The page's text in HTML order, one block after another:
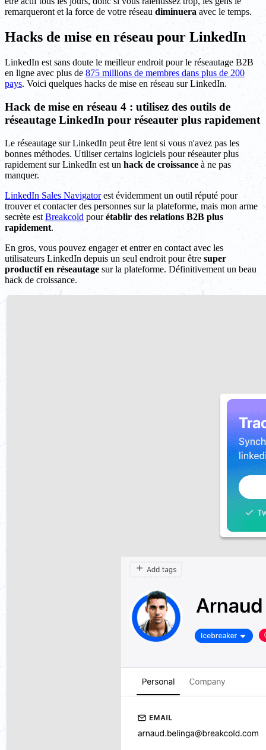
remarqueront et la force de votre réseau diminuera avec le temps.
Hacks de mise en réseau pour LinkedIn
LinkedIn est sans doute le meilleur endroit pour le réseautage B2B
en ligne avec plus de 875 millions de membres dans plus de 200
pays. Voici quelques hacks de mise en réseau sur LinkedIn.
Hack de mise en réseau 4 : utilisez des outils de
réseautage LinkedIn pour réseauter plus rapidement
Le réseautage sur LinkedIn peut être lent si vous n'avez pas les
bonnes méthodes. Utiliser certains logiciels pour réseauter plus
rapidement sur LinkedIn est un hack de croissance à ne pas
manquer.
LinkedIn Sales Navigatorest évidemment un outil réputé pour
trouver et contacter des personnes sur la plateforme, mais mon arme
secrète est Breakcold pourétablir des relations B2B plus
rapidement.
En gros, vous pouvez engager et entrer en contact avec les
utilisateurs LinkedIn depuis un seul endroit pour être super
productif en réseautage sur la plateforme. Définitivement un beau
hack de croissance.